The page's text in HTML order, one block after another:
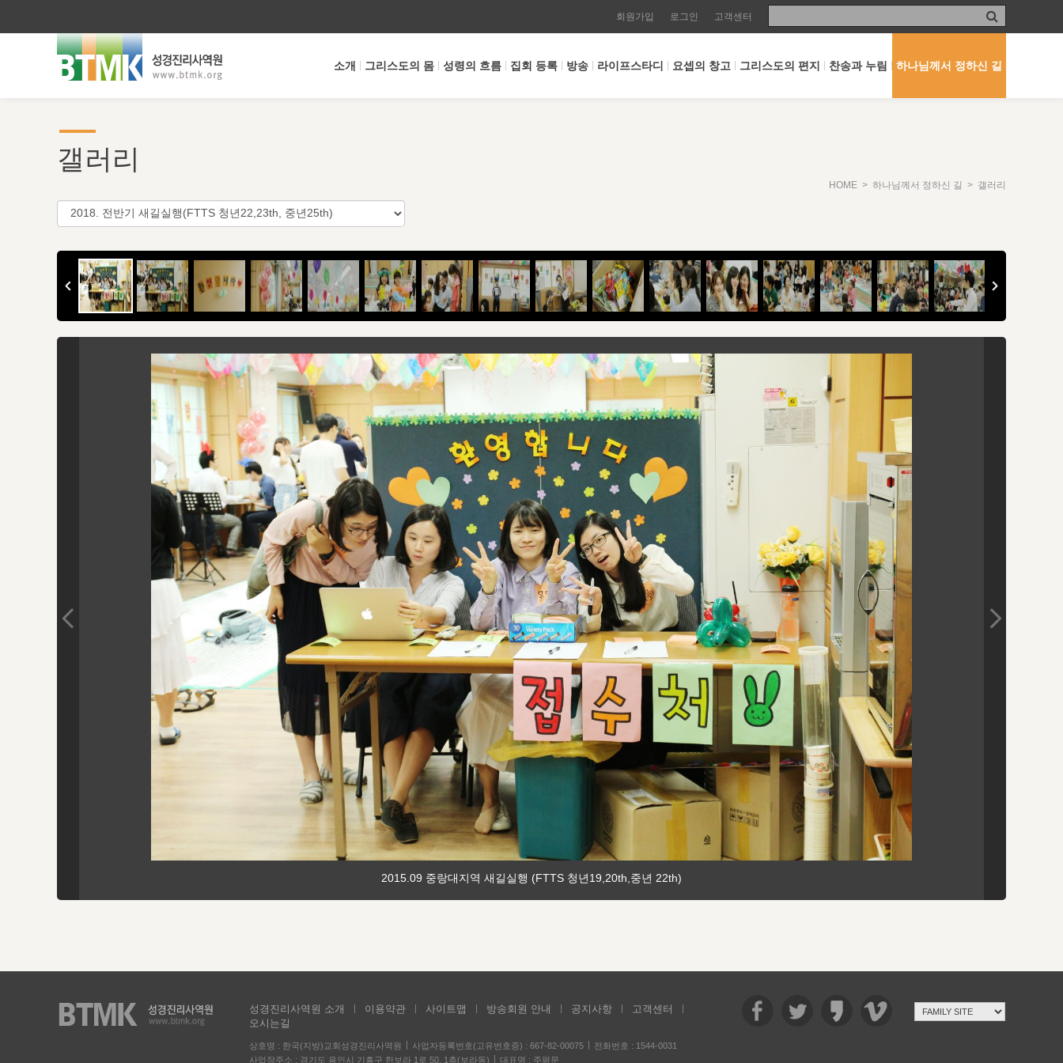
회원가입 로그인 고객센터
소개 그리스도의 몸 성령의 흐름 집회 등록 방송 라이프스타디 요셉의 창고 그리스도의 편지 찬송과 누림 하나님께서 정하신 길
갤러리
HOME > 하나님께서 정하신 길 > 갤러리
2015.09 중랑대지역 새길실행 (FTTS 청년19,20th,중년 22th)
성경진리사역원 소개 이용약관 사이트맵 방송회원 안내 공지사항
고객센터
오시는길
상호명 : 한국(지방)교회성경진리사역원 사업자등록번호(고유번호증) : 667-82-00075
전화번호 : 1544-0031
사업장주소 : 경기도 용인시 기흥구 한보라 1로 50, 1층(보라동)
대표명 : 주평문